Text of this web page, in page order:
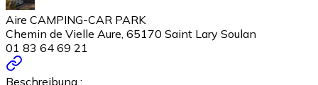
Aire CAMPING-CAR PARK
Chemin de Vielle Aure, 65170 Saint Lary Soulan
01 83 64 69 21
Beschreibung :